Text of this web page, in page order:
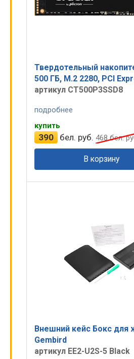
Твердотельный
500 ГБ, M.2 2280, PCI
артикул CT500P3SSD8
подробнее
купить
390 бел. руб. 468бел.
В корзину
Внешний кейс Бокс для
Gembird
артикул EE2-U2S-5 Black